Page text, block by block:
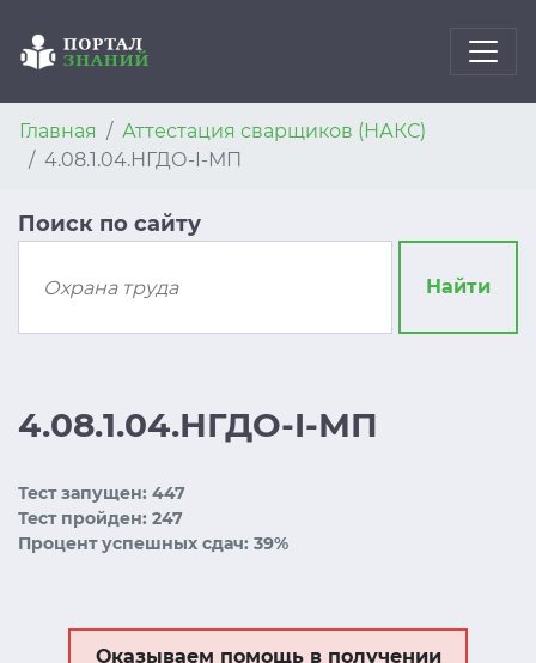
Главная
Аттестация сварщиков (НАКС)
4.08.1.04.НГДО-I-МП
Поиск по сайту
Найти
4.08.1.04.НГДО-I-МП
Тест запущен: 447
Тест пройден: 247
Процент успешных сдач: 39%
Оказываем помощь в получении